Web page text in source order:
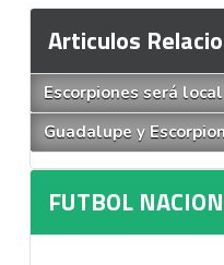
Articulos
Escorpiones será
Guadalupe y
FUTBOL